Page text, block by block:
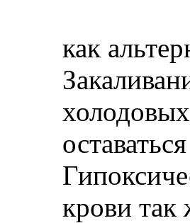
как
крови так